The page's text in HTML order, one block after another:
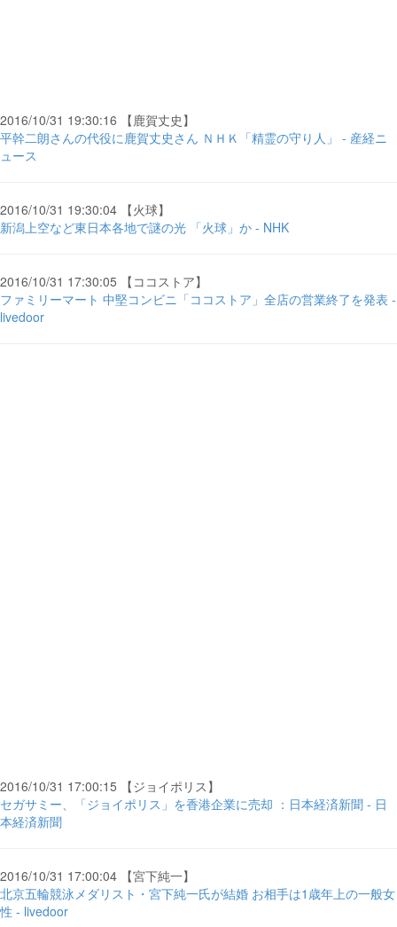
2016/10/31 19:30:16 【鹿賀丈史】
平幹二朗さんの代役に鹿賀丈史さん ＮＨＫ「精霊の守り人」 - 産経ニ
ュース
2016/10/31 19:30:04 【火球】
新潟上空など東日本各地で謎の光 「火球」か - NHK
2016/10/31 17:30:05 【ココストア】
ファミリーマート 中堅コンビニ「ココストア」全店の営業終了を発表 -
livedoor
2016/10/31 17:00:15 【ジョイポリス】
セガサミー、「ジョイポリス」を香港企業に売却 ：日本経済新聞 - 日
本経済新聞
2016/10/31 17:00:04 【宮下純一】
北京五輪競泳メダリスト・宮下純一氏が結婚 お相手は1歳年上の一般女
性 - livedoor